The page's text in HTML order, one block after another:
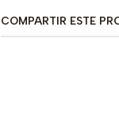
COMPARTIR ESTE